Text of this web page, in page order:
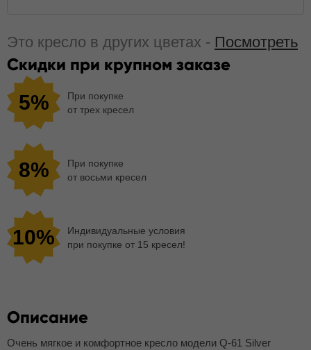
Это кресло в других цветах - Посмотреть
Скидки при крупном заказе
5%
При покупке
от трех кресел
8%
При покупке
от восьми кресел
10%
Индивидуальные условия
при покупке от 15 кресел!
Описание
Очень мягкое и комфортное кресло модели Q-61 Silver